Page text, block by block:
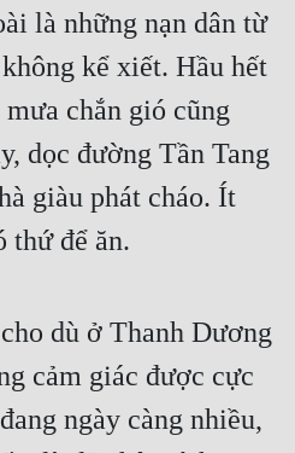
là những nạn dân từ
kể xiết. Hầu hết
chắn gió cũng
dọc đường Tần Tang
giàu phát cháo. Ít
thứ để ăn.
dù ở Thanh Dương
cảm giác được cực
ngày càng nhiều,